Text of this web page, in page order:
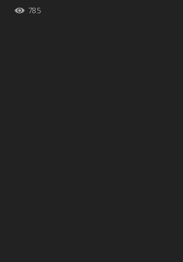
785